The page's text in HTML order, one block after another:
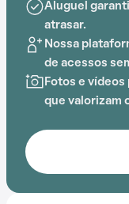
Os moradores
segurança e
Sul, é possível
cenário perfeito
Aluguel
atrasar.
Nossa
de acessos
Fotos e
que valorizam